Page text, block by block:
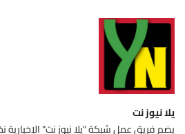
يلا نيوز نت
يضم فريق عمل شبكة "يلا نيوز نت" الإخبارية